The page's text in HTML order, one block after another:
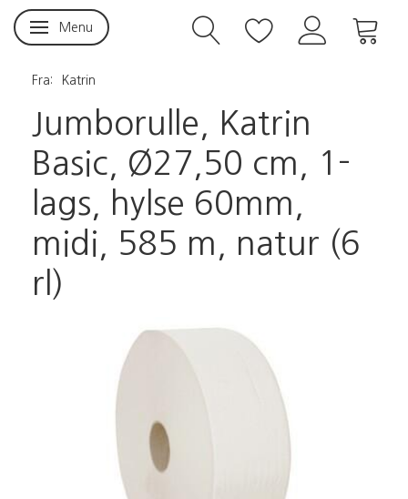
Skifte navigation
Menu
Fra: Katrin
Jumborulle, Katrin
Basic, Ø27,50 cm, 1-
lags, hylse 60mm,
midi, 585 m, natur (6
rl)